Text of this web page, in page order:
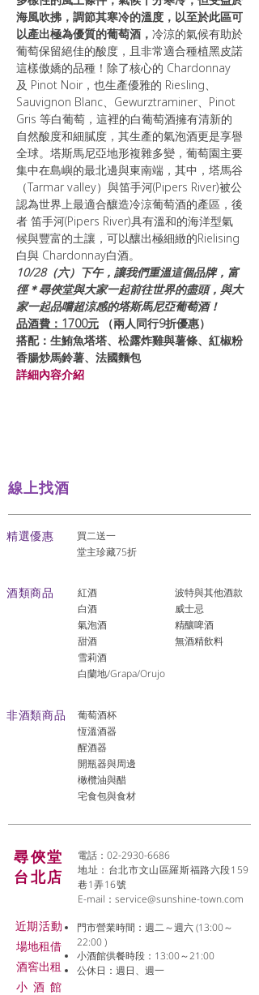
海風吹拂，調節其寒冷的溫度，以至於此區可
以產出極為優質的葡萄酒， 冷涼的氣候有助於
葡萄保留絕佳的酸度，且非常適合種植黑皮諾
這樣傲嬌的品種！除了核心的 Chardonnay
及 Pinot Noir，也生產優雅的 Riesling、
Sauvignon Blanc、Gewurztraminer、Pinot
Gris 等白葡萄，這裡的白葡萄酒擁有清新的
自然酸度和細膩度，其生產的氣泡酒更是享譽
全球。塔斯馬尼亞地形複雜多變，葡萄園主要
集中在島嶼的最北邊與東南端，其中，塔馬谷
（Tarmar valley）與笛手河(Pipers River)被公
認為世界上最適合釀造冷涼葡萄酒的產區，後
者 笛手河(Pipers River)具有溫和的海洋型氣
候與豐富的土讓，可以釀出極細緻的Rielising
白與 Chardonnay白酒。
10/28（六）下午，讓我們重溫這個品牌，富
徑＊尋俠堂與大家一起前往世界的盡頭，與大
家一起品嚐超涼感的塔斯馬尼亞葡萄酒！
品酒費：1700元 （兩人同行9折優惠）
搭配：生鮪魚塔塔、松露炸雞與薯條、紅椒粉
香腸炒馬鈴薯、法國麵包
詳細內容介紹
線上找酒
​精選優惠
買二送一
堂主珍藏75折
酒類商品
紅酒
白酒
氣泡酒
​甜酒
雪莉酒
白蘭地/Grapa/Orujo
波特與其他酒款
威士忌
精釀啤酒
​無酒精飲料
非酒類商品
葡萄酒杯
恆溫酒器
醒酒器
開瓶器與周邊
橄欖油與醋
宅食包與食材
尋俠堂
台北店
電話：02-2930-6686
地址：台北市文山區羅斯福路六段159
巷1弄16號
E-mail： service@sunshine-town.com
近期活動
場地租借
​酒窖出租
小酒 館
門市營業時間：週二～週六 (13:00～
22:00 )
小酒館供餐時段：13:00～21:00
公休日：週日、週一